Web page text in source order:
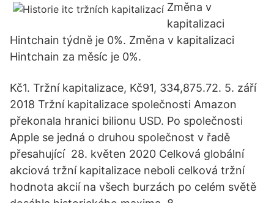
Změna v
kapitalizaci
Hintchain týdně je 0%. Změna v kapitalizaci
Hintchain za měsíc je 0%.
Kč1. Tržní kapitalizace, Kč91, 334,875.72. 5. září
2018 Tržní kapitalizace společnosti Amazon
překonala hranici bilionu USD. Po společnosti
Apple se jedná o druhou společnost v řadě
přesahující 28. květen 2020 Celková globální
akciová tržní kapitalizace neboli celková tržní
hodnota akcií na všech burzách po celém světě